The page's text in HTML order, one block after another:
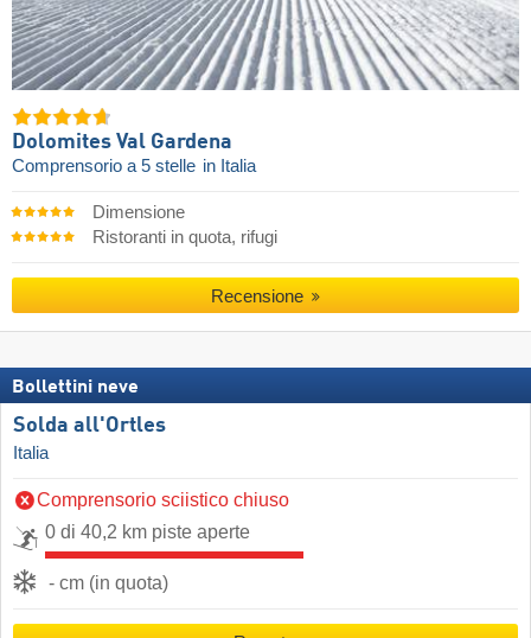
Dolomites Val Gardena
Comprensorio a 5 stelle in Italia
Dimensione
Ristoranti in quota, rifugi
Recensione
Bollettini neve
Solda all'Ortles
Italia
Comprensorio sciistico chiuso
0 di 40,2 km piste aperte
- cm (in quota)